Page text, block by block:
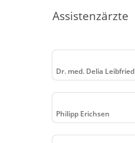
Assistenzärzte
Dr. med. Delia Leibfried
Philipp Erichsen